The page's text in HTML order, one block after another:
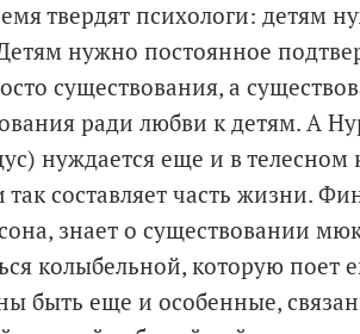
твердят психологи: детям
нужно постоянное
существования, а
ради любви к детям. А
нуждается еще и в телесном
составляет часть жизни.
знает о существовании
колыбельной, которую поет
быть еще и особенные,